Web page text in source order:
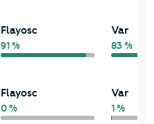
Flayosc
91 %
Var
83 %
Flayosc
0 %
Var
1 %